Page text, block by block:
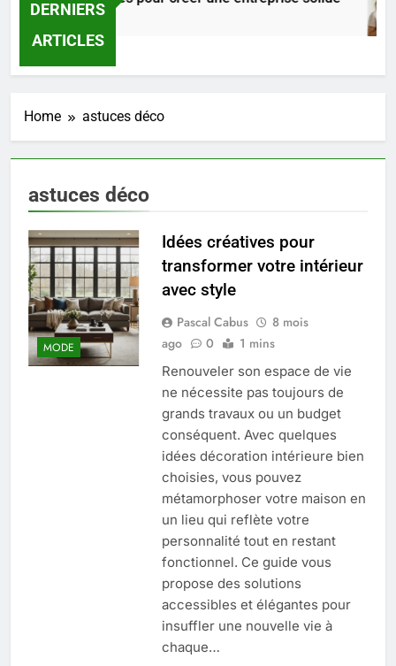
DERNIERS
ARTICLES
10 Heures Ago
Home astuces déco
astuces déco
MODE
Idées créatives pour
transformer votre intérieur
avec style
Pascal Cabus
8 mois
ago
0 1 mins
Renouveler son espace de vie
ne nécessite pas toujours de
grands travaux ou un budget
conséquent. Avec quelques
idées décoration intérieure bien
choisies, vous pouvez
métamorphoser votre maison en
un lieu qui reflète votre
personnalité tout en restant
fonctionnel. Ce guide vous
propose des solutions
accessibles et élégantes pour
insuffler une nouvelle vie à
chaque…
5
Les secrets révélés pour une
peau éclatante grâce à The
Ordinary
SANTÉ
Prévenir les chutes chez les
seniors: aménagement et
exercices
BIEN ÊTRE
Voyance à La Rochelle : où
trouver un accompagnement
sérieux à un tarif juste ?
BIEN ÊTRE